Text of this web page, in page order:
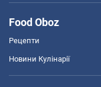
Food Oboz
Рецепти
Новини Кулінарії